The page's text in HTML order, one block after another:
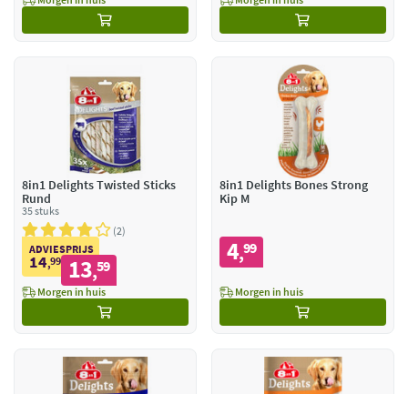
8in1 Delights Twisted Sticks
Rund
35 stuks
2
ADVIESPRIJS
14,99 13,59
Morgen in huis
8in1 Delights Bones Strong
Kip M
4,99
Morgen in huis